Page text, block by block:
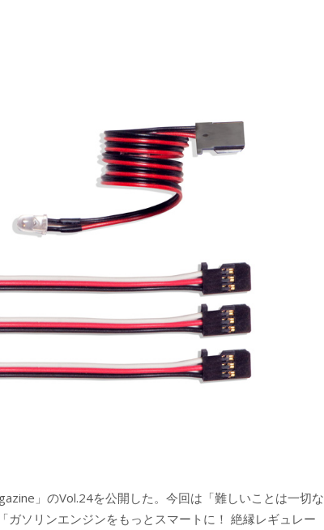
」のVol.24を公開した。今回は「難しいことは一切な
ソリンエンジンをもっとスマートに！ 絶縁レギュレー